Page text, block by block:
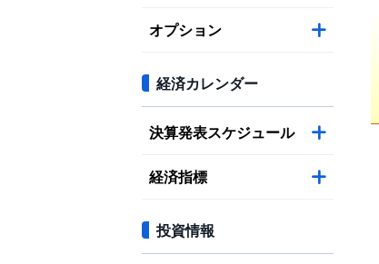
オプション
経済カレンダー
決算発表スケジュール
経済指標
投資情報